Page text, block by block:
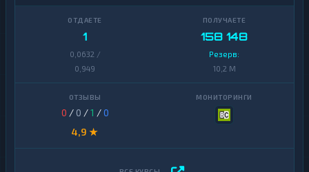
1
0,0632 /
0,949
158 148
Резерв:
10,2 M
0 / 0 /1 /0
4,9 ★